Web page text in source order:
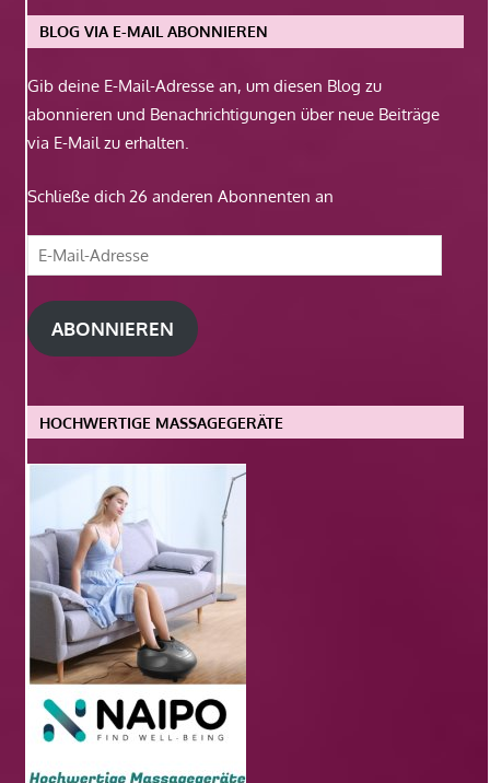
BLOG VIA E-MAIL ABONNIEREN
Gib deine E-Mail-Adresse an, um diesen Blog zu
abonnieren und Benachrichtigungen über neue Beiträge
via E-Mail zu erhalten.
Schließe dich 26 anderen Abonnenten an
E-
Mail-
Adresse
ABONNIEREN
HOCHWERTIGE MASSAGEGERÄTE